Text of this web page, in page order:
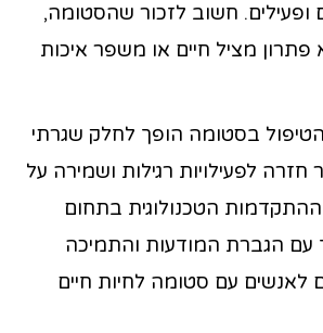
ופעילים. חשוב לזכור שהסטומה,
פתרון מציל חיים או משפר איכות
הטיפול בסטומה הופך לחלק שגרתי
לפעילויות רגילות ושמירה על
ההתקדמות הטכנולוגית בתחום
עם הגברת המודעות והתמיכה
לאנשים עם סטומה לחיות חיים